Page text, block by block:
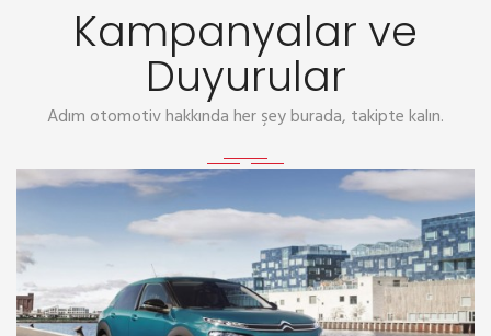
Kampanyalar ve
Duyurular
Adım otomotiv hakkında her şey burada, takipte kalın.